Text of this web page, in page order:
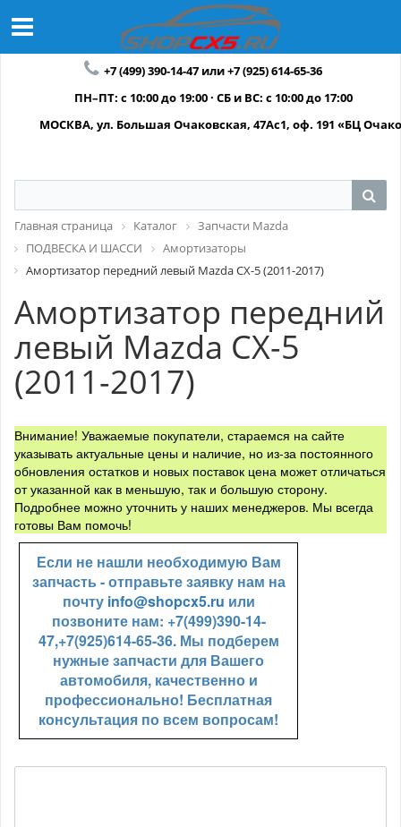
+7 (499) 390-14-47 или +7 (925) 614-65-36
ПН–ПТ: с 10:00 до 19:00 · СБ и ВС: с 10:00 до 17:00
МОСКВА, ул. Большая Очаковская, 47Ас1, оф. 191 «БЦ
Главная страница Каталог
Запчасти Mazda
ПОДВЕСКА И ШАССИ
Амортизаторы
Амортизатор передний левый Mazda CX-5 (2011-2017)
Амортизатор передний
левый Mazda CX-5
(2011-2017)
Внимание! Уважаемые покупатели, стараемся на сайте
указывать актуальные цены и наличие, но из-за постоянного
обновления остатков и новых поставок цена может отличаться
от указанной как в меньшую, так и большую сторону.
Подробнее можно уточнить у наших менеджеров. Мы всегда
готовы Вам помочь!
Если не нашли необходимую Вам
запчасть - отправьте заявку нам на
почту info@shopcx5.ru или
позвоните нам: +7(499)390-14-
47,+7(925)614-65-36. Мы подберем
нужные запчасти для Вашего
автомобиля, качественно и
профессионально! Бесплатная
консультация по всем вопросам!